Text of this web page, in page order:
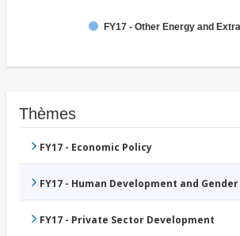
FY17 - Other Energy and
Thèmes
FY17 - Economic Policy
FY17 - Human Development and Gender
FY17 - Private Sector Development